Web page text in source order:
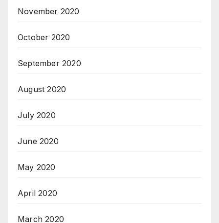
November 2020
October 2020
September 2020
August 2020
July 2020
June 2020
May 2020
April 2020
March 2020